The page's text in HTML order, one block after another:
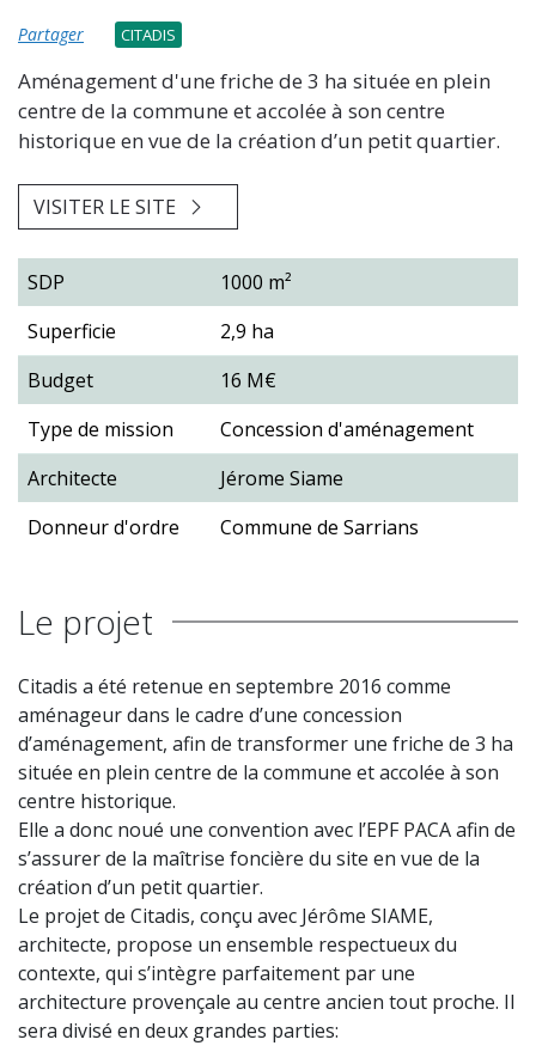
Partager CITADIS
Aménagement d'une friche de 3 ha située en plein
centre de la commune et accolée à son centre
historique en vue de la création d’un petit quartier.
VISITER LE SITE
SDP
1000 m²
Superficie
2,9 ha
Budget
16 M€
Type de mission
Concession d'aménagement
Architecte
Jérome Siame
Donneur d'ordre
Commune de Sarrians
Le projet
Citadis a été retenue en septembre 2016 comme
aménageur dans le cadre d’une concession
d’aménagement, afin de transformer une friche de 3 ha
située en plein centre de la commune et accolée à son
centre historique.
Elle a donc noué une convention avec l’EPF PACA afin de
s’assurer de la maîtrise foncière du site en vue de la
création d’un petit quartier.
Le projet de Citadis, conçu avec Jérôme SIAME,
architecte, propose un ensemble respectueux du
contexte, qui s’intègre parfaitement par une
architecture provençale au centre ancien tout proche. Il
sera divisé en deux grandes parties: